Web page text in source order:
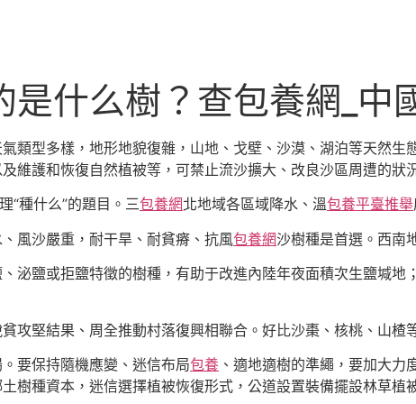
是什么樹？查包養網_中
類型多樣，地形地貌復雜，山地、戈壁、沙漠、湖泊等天然
維護和恢復自然植被等，可禁止流沙擴大、改良沙區周遭的狀
“種什么”的題目。三包養網北地域各區域降水、溫包養平臺推舉
風沙嚴重，耐干旱、耐貧瘠、抗風包養網沙樹種是首選。西南
泌鹽或拒鹽特徵的樹種，有助于改進內陸年夜面積次生鹽堿
攻堅結果、周全推動村落復興相聯合。好比沙棗、核桃、山楂
要保持隨機應變、迷信布局包養 、適地適樹的準繩，要加大
樹種資本，迷信選擇植被恢復形式，公道設置裝備擺設林草植